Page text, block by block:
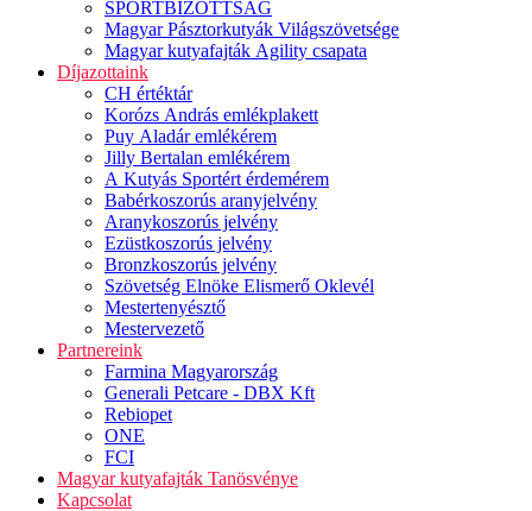
SPORTBIZOTTSÁG
Magyar Pásztorkutyák Világszövetsége
Magyar kutyafajták Agility csapata
Díjazottaink
CH értéktár
Korózs András emlékplakett
Puy Aladár emlékérem
Jilly Bertalan emlékérem
A Kutyás Sportért érdemérem
Babérkoszorús aranyjelvény
Aranykoszorús jelvény
Ezüstkoszorús jelvény
Bronzkoszorús jelvény
Szövetség Elnöke Elismerő Oklevél
Mestertenyésztő
Mestervezető
Partnereink
Farmina Magyarország
Generali Petcare - DBX Kft
Rebiopet
ONE
FCI
Magyar kutyafajták Tanösvénye
Kapcsolat